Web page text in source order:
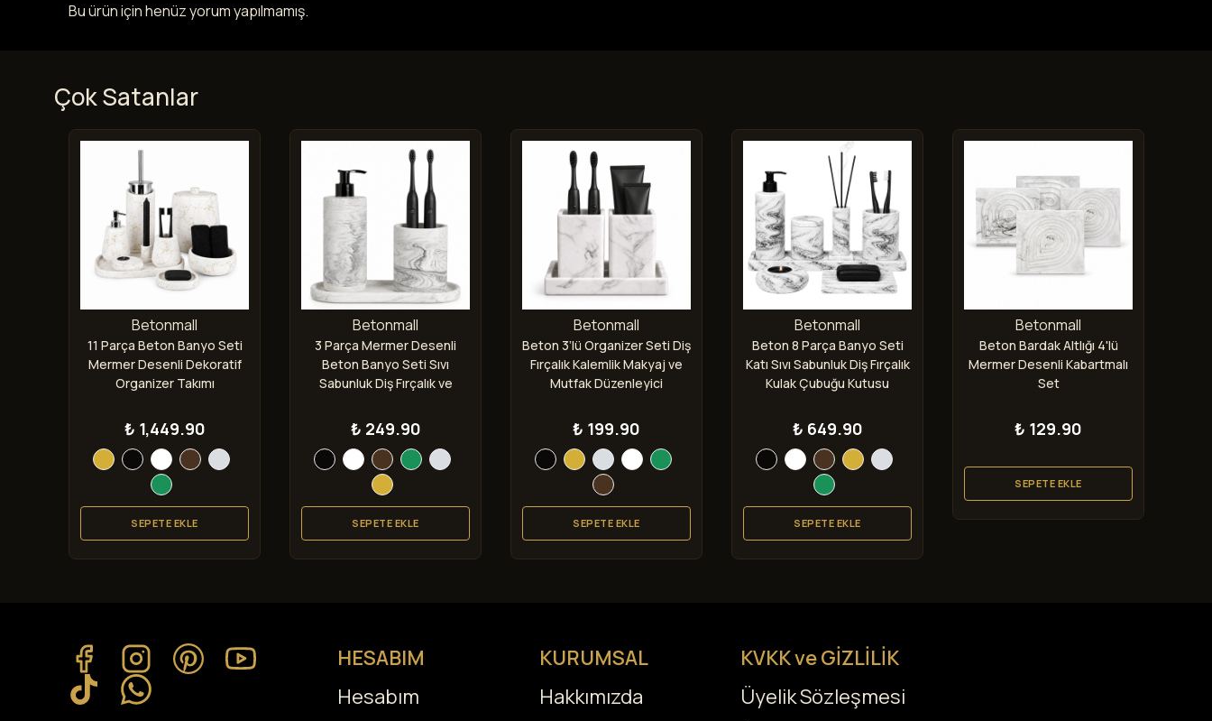
Bu ürün için henüz yorum yapılmamış.
Çok Satanlar
Betonmall
11 Parça Beton Banyo Seti
Mermer Desenli Dekoratif
Organizer Takımı
₺ 1,449.90
SEPETE EKLE
Betonmall
3 Parça Mermer Desenli
Beton Banyo Seti Sıvı
Sabunluk Diş Fırçalık ve
₺ 249.90
SEPETE EKLE
Betonmall
Beton 3’lü Organizer Seti Diş
Fırçalık Kalemlik Makyaj ve
Mutfak Düzenleyici
₺ 199.90
SEPETE EKLE
Betonmall
Beton 8 Parça Banyo Seti
Katı Sıvı Sabunluk Diş Fırçalık
Kulak Çubuğu Kutusu
₺ 649.90
SEPETE EKLE
Betonmall
Beton Bardak Altlığı 4'lü
Mermer Desenli Kabartmalı
Set
₺ 129.90
SEPETE EKLE
HESABIM
Hesabım
KURUMSAL
Hakkımızda
KVKK ve GİZLİLİK
Üyelik Sözleşmesi